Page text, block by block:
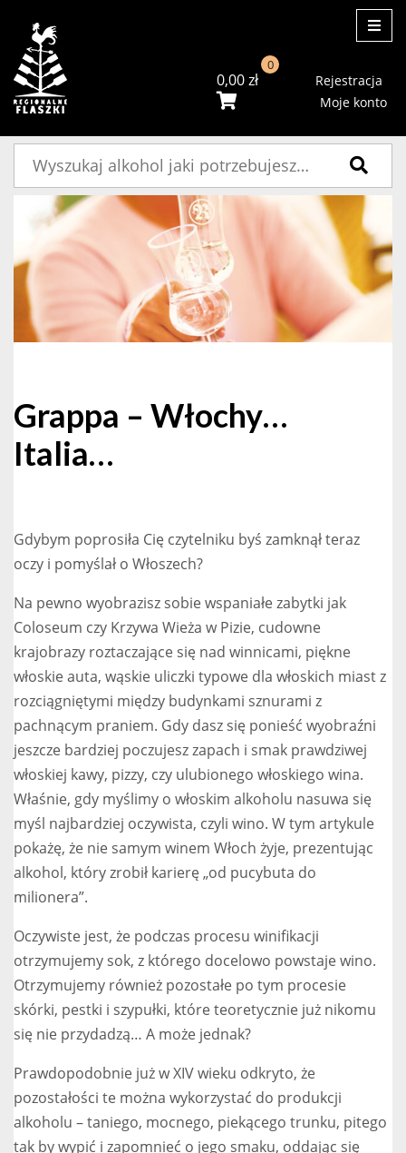
0,00zł
0
Rejestracja
Moje konto
Grappa – Włochy…
Italia…
Gdybym poprosiła Cię czytelniku byś zamknął teraz
oczy i pomyślał o Włoszech?
Na pewno wyobrazisz sobie wspaniałe zabytki jak
Coloseum czy Krzywa Wieża w Pizie, cudowne
krajobrazy roztaczające się nad winnicami, piękne
włoskie auta, wąskie uliczki typowe dla włoskich miast z
rozciągniętymi między budynkami sznurami z
pachnącym praniem. Gdy dasz się ponieść wyobraźni
jeszcze bardziej poczujesz zapach i smak prawdziwej
włoskiej kawy, pizzy, czy ulubionego włoskiego wina.
Właśnie, gdy myślimy o włoskim alkoholu nasuwa się
myśl najbardziej oczywista, czyli wino. W tym artykule
pokażę, że nie samym winem Włoch żyje, prezentując
alkohol, który zrobił karierę „od pucybuta do
milionera”.
Oczywiste jest, że podczas procesu winifikacji
otrzymujemy sok, z którego docelowo powstaje wino.
Otrzymujemy również pozostałe po tym procesie
skórki, pestki i szypułki, które teoretycznie już nikomu
się nie przydadzą… A może jednak?
Prawdopodobnie już w XIV wieku odkryto, że
pozostałości te można wykorzystać do produkcji
alkoholu – taniego, mocnego, piekącego trunku, pitego
tak by wypić i zapomnieć o jego smaku, oddając się